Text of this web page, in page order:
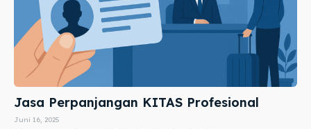
Jasa Perpanjangan KITAS Profesional
Juni 16, 2025